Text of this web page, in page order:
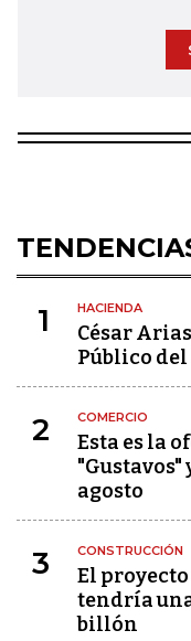
1 HACIENDA
César
Público
2 COMERCIO
Esta es la
"Gustavos"
agosto
3 CONSTRUCCIÓN
El proyecto
tendría
billón